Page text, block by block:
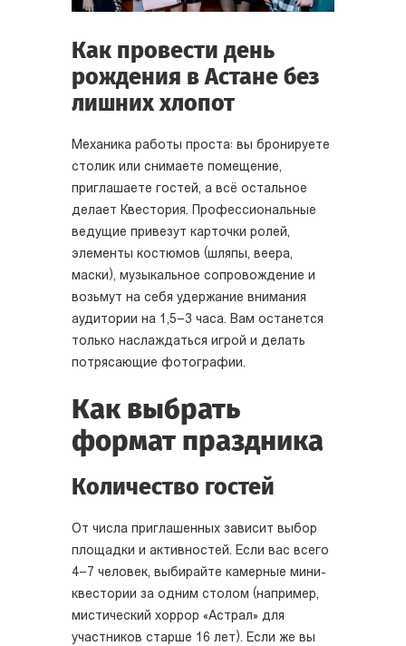
Как провести день
рождения в Астане без
лишних хлопот
Механика работы проста: вы бронируете
столик или снимаете помещение,
приглашаете гостей, а всё остальное
делает Квестория. Профессиональные
ведущие привезут карточки ролей,
элементы костюмов (шляпы, веера,
маски), музыкальное сопровождение и
возьмут на себя удержание внимания
аудитории на 1,5–3 часа. Вам останется
только наслаждаться игрой и делать
потрясающие фотографии.
Как выбрать
формат праздника
Количество гостей
От числа приглашенных зависит выбор
площадки и активностей. Если вас всего
4–7 человек, выбирайте камерные мини-
квестории за одним столом (например,
мистический хоррор «Астрал» для
участников старше 16 лет). Если же вы